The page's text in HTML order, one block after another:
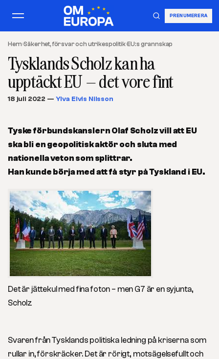
PRENUMERERA
Hem›Säkerhet, försvar och utrikespolitik›EU:s grannskap
Tysklands Scholz kan ha
upptäckt EU – det vore fint
18 juli 2022 — Ylva Elvis Nilsson
Tyske förbundskanslern Olaf Scholz vill att EU
ska bli en geopolitisk aktör och sluta med
nationella veton som splittrar.
Han kunde börja med att få styr på Tyskland i EU.
Det är jättekul med fina foton – men G7 är en syjunta,
Scholz
Svaren från Tysklands politiska ledning på kriserna som
rullar in, förskräcker. Det är rörigt, motsägelsefullt och